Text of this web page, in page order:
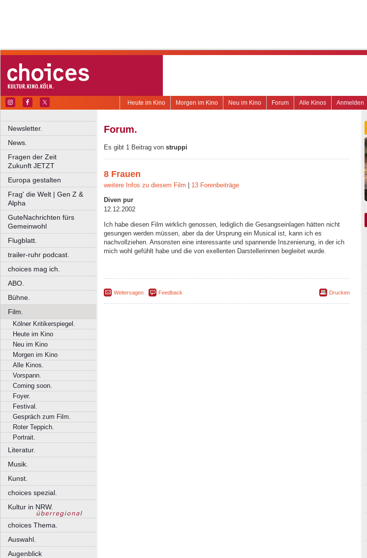
Anmelden
Alle Kinos
Forum
Neu im Kino
Morgen im Kino
Heute im Kino
Newsletter.
News.
Fragen der Zeit
Zukunft JETZT
Europa gestalten
Frag' die Welt | Gen Z &
Alpha
GuteNachrichten fürs
Gemeinwohl
Flugblatt.
trailer-ruhr podcast.
choices mag ich.
ABO.
Bühne.
Film.
Kölner Kritikerspiegel.
Heute im Kino
Neu im Kino
Morgen im Kino
Alle Kinos.
Vorspann.
Coming soon.
Foyer.
Festival.
Gespräch zum Film.
Roter Teppich.
Portrait.
Literatur.
Musik.
Kunst.
choices spezial.
Kultur in NRW.
choices Thema.
Auswahl.
Augenblick
Forum.
Es gibt 1 Beitrag von struppi
8 Frauen
weitere Infos zu diesem Film 13 Forenbeiträge
Diven pur
12.12.2002
Ich habe diesen Film wirklich genossen, lediglich die Gesangseinlagen hätten nicht
gesungen werden müssen, aber da der Ursprung ein Musical ist, kann ich es
nachvollziehen. Ansonsten eine interessante und spannende Inszenierung, in der ich
mich wohl gefühlt habe und die von exellenten Darstellerinnen begleitet wurde.
Weitersagen Feedback Drucken